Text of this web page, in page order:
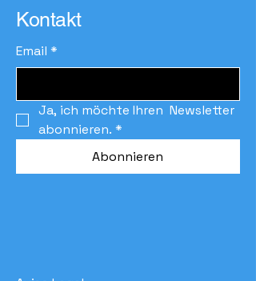
Kontakt
Email *
Ja, ich möchte Ihren  Newsletter
abonnieren. *
Abonnieren